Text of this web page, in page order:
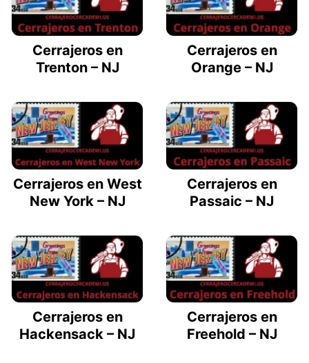
Cerrajeros en
Trenton – NJ
Cerrajeros en
Orange – NJ
Cerrajeros en West
New York – NJ
Cerrajeros en
Passaic – NJ
Cerrajeros en
Hackensack – NJ
Cerrajeros en
Freehold – NJ